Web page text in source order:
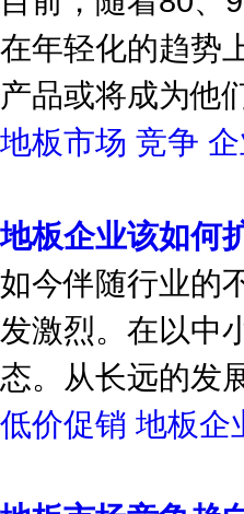
目前，随着80、
在年轻化的趋势
产品或将成为他
地板市场 竞争 企
地板企业该如何
如今伴随行业的
发激烈。在以中
态。从长远的发
低价促销
地板企业